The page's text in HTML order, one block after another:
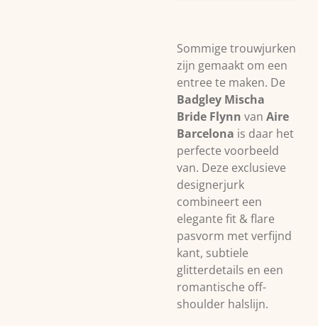
Sommige trouwjurken
zijn gemaakt om een
entree te maken. De
Badgley Mischa
Bride Flynn van Aire
Barcelona is daar het
perfecte voorbeeld
van. Deze exclusieve
designerjurk
combineert een
elegante fit & flare
pasvorm met verfijnd
kant, subtiele
glitterdetails en een
romantische off-
shoulder halslijn.